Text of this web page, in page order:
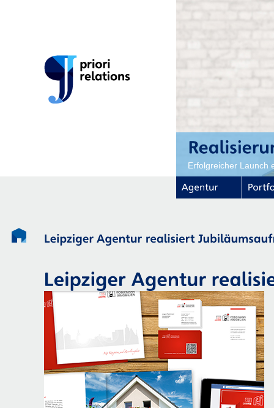
Erfolgreicher Launch